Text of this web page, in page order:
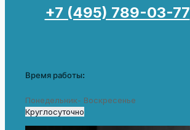
+7 (495) 789-03-77
Время работы:
Понедельник- Воскресенье
Круглосуточно